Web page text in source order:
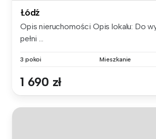
Łódź
Opis nieruchomości Opis lokalu: Do
pełni ...
3 pokoi Mieszkanie
1 690 zł